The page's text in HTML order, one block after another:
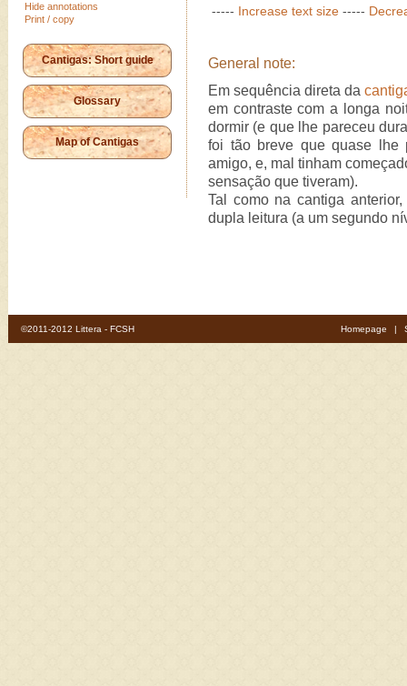
Hide annotations
Print / copy
Cantigas: Short guide
Glossary
Map of Cantigas
----- Increase text size -----
General note:
Em sequência direta da
em contraste com a longa
dormir (e que lhe pareceu
foi tão breve que quase lhe
amigo, e, mal tinham
sensação que tiveram).
Tal como na cantiga
dupla leitura (a um segundo
©2011-2012 Littera - FCSH Homepage |